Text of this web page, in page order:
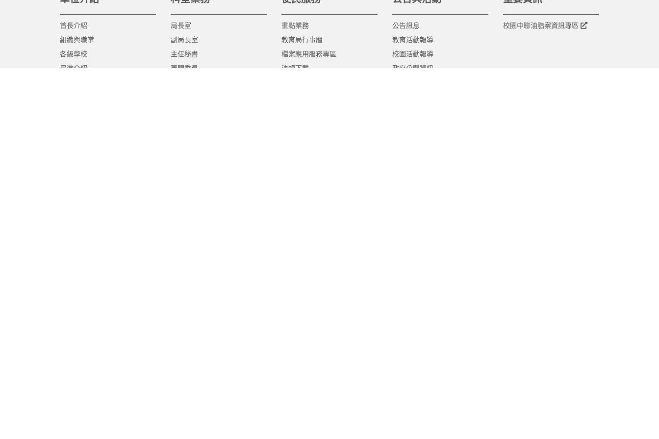
首長介紹
組織與職掌
各級學校
局徽介紹
局長室
副局長室
主任秘書
專門委員
重點業務
教育局行事曆
檔案應用服務專區
法規下載
公告訊息
教育活動報導
校園活動報導
政府公開資訊
校園中聯油脂案資訊專區